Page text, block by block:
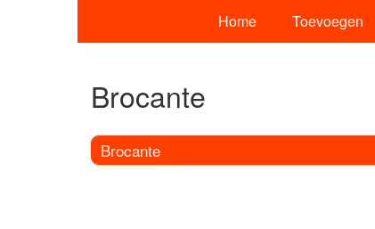
Home Toevoegen
Brocante
Brocante